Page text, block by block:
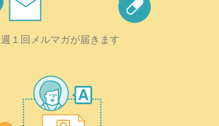
週１回メルマガが届きます